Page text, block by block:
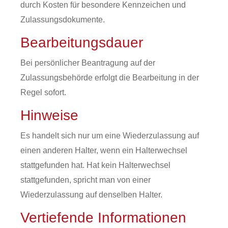
durch Kosten für besondere Kennzeichen und
Zulassungsdokumente.
Bearbeitungsdauer
Bei persönlicher Beantragung auf der
Zulassungsbehörde erfolgt die Bearbeitung in der
Regel sofort.
Hinweise
Es handelt sich nur um eine Wiederzulassung auf
einen anderen Halter, wenn ein Halterwechsel
stattgefunden hat. Hat kein Halterwechsel
stattgefunden, spricht man von einer
Wiederzulassung auf denselben Halter.
Vertiefende Informationen